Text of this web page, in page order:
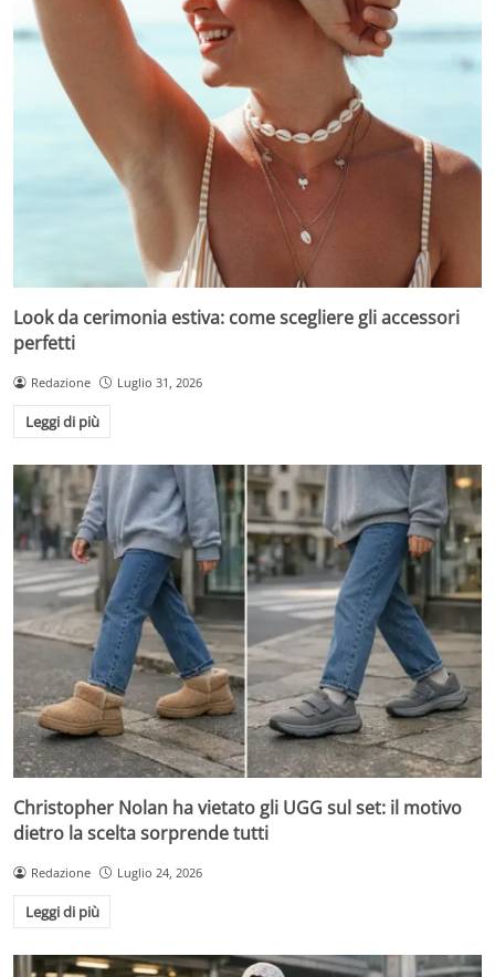
Look da cerimonia estiva: come scegliere gli accessori
perfetti
Redazione Luglio 31, 2026
Leggi di più
Christopher Nolan ha vietato gli UGG sul set: il motivo
dietro la scelta sorprende tutti
Redazione Luglio 24, 2026
Leggi di più